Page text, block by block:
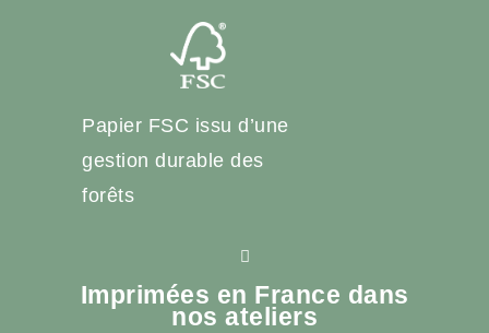
Papier FSC issu d’une
gestion durable des
forêts
Imprimées en France dans
nos ateliers